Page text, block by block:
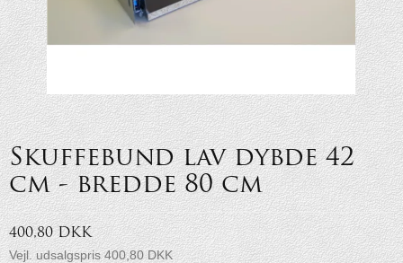
Skuffebund lav dybde 42
cm - bredde 80 cm
400,80 DKK
Vejl. udsalgspris 400,80 DKK